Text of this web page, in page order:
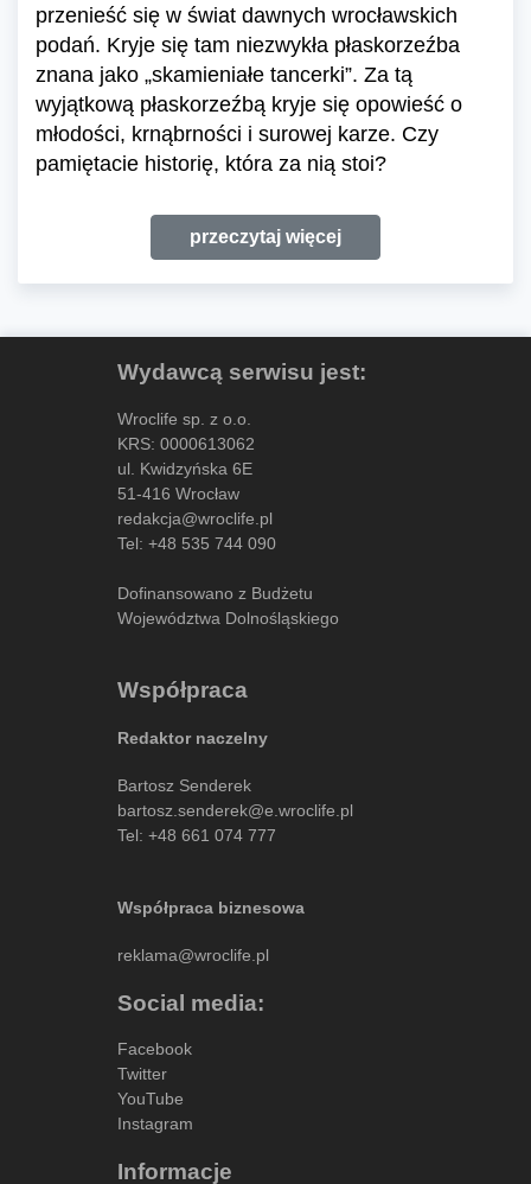
przenieść się w świat dawnych wrocławskich
podań. Kryje się tam niezwykła płaskorzeźba
znana jako „skamieniałe tancerki”. Za tą
wyjątkową płaskorzeźbą kryje się opowieść o
młodości, krnąbrności i surowej karze. Czy
pamiętacie historię, która za nią stoi?
przeczytaj więcej
Wydawcą serwisu jest:
Wroclife sp. z o.o.
KRS: 0000613062
ul. Kwidzyńska 6E
51-416 Wrocław
redakcja@wroclife.pl
Tel: +48 535 744 090
Dofinansowano z Budżetu
Województwa Dolnośląskiego
Współpraca
Redaktor naczelny
Bartosz Senderek
bartosz.senderek@e.wroclife.pl
Tel: +48 661 074 777
Współpraca biznesowa
reklama@wroclife.pl
Social media:
Facebook
Twitter
YouTube
Instagram
Informacje